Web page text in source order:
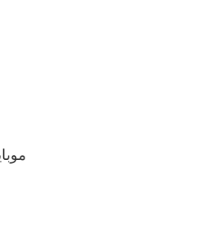
موبايل: 01211116954 – –